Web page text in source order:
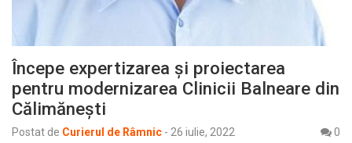
Începe expertizarea și proiectarea
pentru modernizarea Clinicii Balneare din
Călimănești
Postat de Curierul de Râmnic - 26 iulie, 2022
0